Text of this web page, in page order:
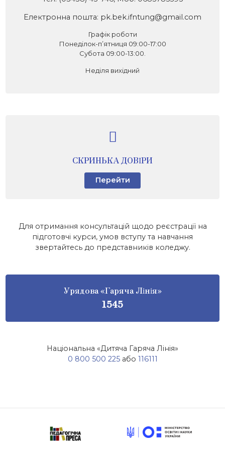
Електронна пошта: pk.bek.ifntung@gmail.com
Графік роботи
Понеділок-п’ятниця 09:00-17:00
Субота 09:00-13:00.
Неділя вихідний
СКРИНЬКА ДОВІРИ
Перейти
Для отримання консультацій щодо реєстрації на
підготовчі курси, умов вступу та навчання
звертайтесь до представників коледжу.
Урядова «Гаряча Лінія»
1545
Національна «Дитяча Гаряча Лінія»
0 800 500 225або 116111